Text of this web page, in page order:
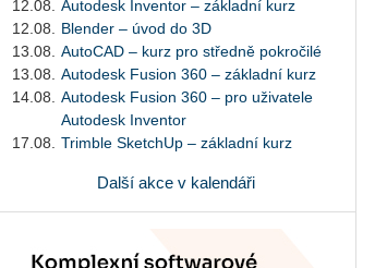
12.08.
Autodesk Inventor – základní kurz
12.08.
Blender – úvod do 3D
13.08.
AutoCAD – kurz pro středně pokročilé
13.08.
Autodesk Fusion 360 – základní kurz
14.08.
Autodesk Fusion 360 – pro uživatele
Autodesk Inventor
17.08.
Trimble SketchUp – základní kurz
Další akce v kalendáři